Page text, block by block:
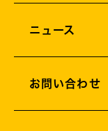
ニュース
お問い合わせ